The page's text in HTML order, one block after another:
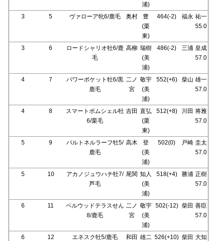
浦)
3 5 ヴァローア牝6/鹿毛 奥村
豊
(栗
東)
464(-2) 福永 祐一
55.0
3 6
ロードシャリオ牡6/鹿
毛
高柳 瑞樹
(美
浦)
486(-2) 三浦 皇成
57.0
4 7
パワーポケット牡6/黒
鹿毛
二ノ
宮
敬宇
(美
浦)
552(+6) 柴山 雄一
57.0
4 8
スマートボムシェル牡
6/栗毛
吉田 直弘
(栗
東)
512(+8) 川田 将雅
57.0
5 9
パルトネルラーフ牡5/
鹿毛
高木
登
(美
浦)
502(0) 戸崎 圭太
57.0
5 10
アカノジュウハチ牡7/
芦毛
尾関 知人
(美
浦)
518(+4) 勝浦 正樹
57.0
6 11
ベルウッドテラスせん
8/鹿毛
二ノ
宮
敬宇
(美
浦)
502(-12) 柴田 善臣
57.0
6 12 エネスク牡5/鹿毛 和田 雄二 526(+10) 柴田 大知